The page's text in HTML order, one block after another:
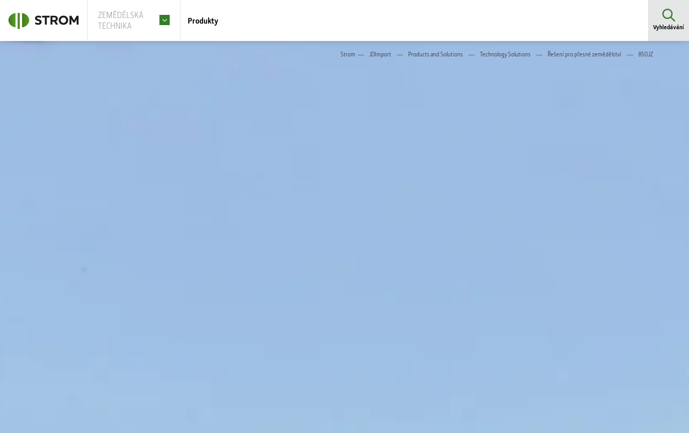
ZEMĚDĚLSKÁ
TECHNIKA
Produkty
Vyhledávání
Strom JDImport Products and Solutions Technology Solutions Řešení pro přesné zemědělství 850JZ